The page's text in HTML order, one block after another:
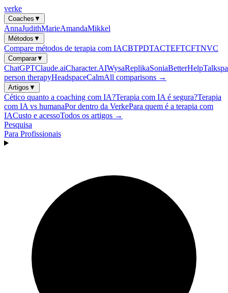
verke
Coaches ▼
AnnaJudithMarieAmandaMikkel
Métodos ▼
Compare métodos de terapia com IACBTPDTACTEFTCFTNVC
Comparar▼
ChatGPTClaude.aiCharacter.AIWysaReplikaSoniaBetterHelp
person therapyHeadspaceCalmAll comparisons →
Artigos ▼
Cético quanto a coaching com IA?Terapia com IA é segura?Terapia
com IA vs humanaPor dentro da VerkePara quem é a terapia com
IACusto e acessoTodos os artigos →
Pesquisa
Para Profissionais